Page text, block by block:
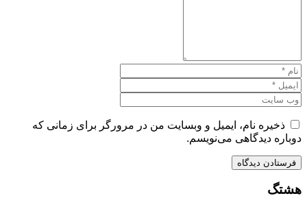
ذخیره نام، ایمیل و وبسایت من در مرورگر برای زمانی که
دوباره دیدگاهی می‌نویسم.
هشتگ